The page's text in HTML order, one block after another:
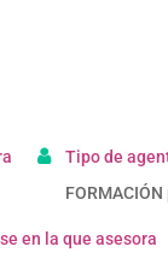
Tipo de
en la que asesora